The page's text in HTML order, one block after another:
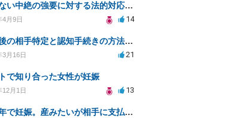
望まない中絶の強要に対する法的対応と自己防衛策
4月9日 14
妊娠後の相手特定と認知手続きの方法についての相談
3月16日 21
で知り合った女性が妊娠
12月1日 13
未成年で妊娠。産みたいが相手に支払い能力がない場合。